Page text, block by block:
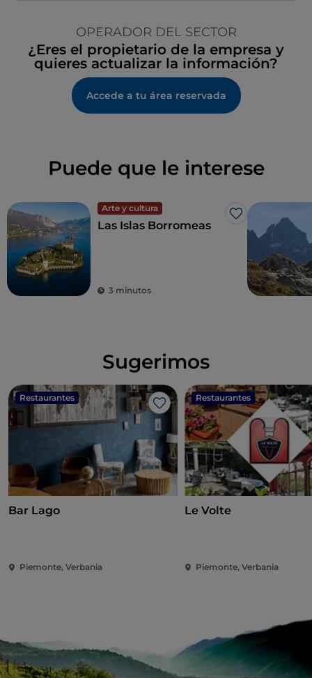
OPERADOR DEL SECTOR
¿Eres el propietario de la empresa y
quieres actualizar la información?
Accede a tu área reservada
Puede que le interese
Arte y cultura
Me gusta
Las Islas Borromeas
3 minutos
Sugerimos
Restaurantes
Me gusta
Bar Lago
Piemonte, Verbania
Restaurantes
Le Volte
Piemonte, Verbania